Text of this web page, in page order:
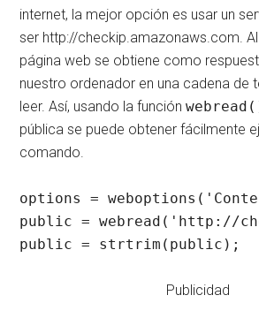
internet, la mejor opción es usar un
ser http://checkip.amazonaws.com.
página web se obtiene como
nuestro ordenador en una cadena de
leer. Así, usando la función
pública se puede obtener fácilmente
comando.
options =
public = webread('http://
public = strtrim(public);
Publicidad